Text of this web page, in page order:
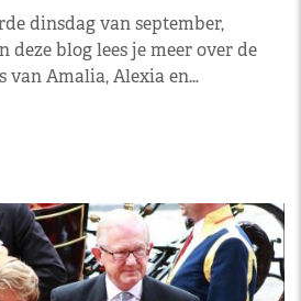
dinsdag van september,
deze blog lees je meer over de
van Amalia, Alexia en…